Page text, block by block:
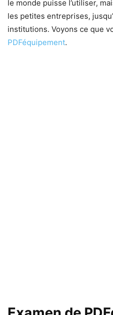
le monde puisse l’utiliser,
les petites entreprises,
institutions. Voyons ce que
PDFéquipement.